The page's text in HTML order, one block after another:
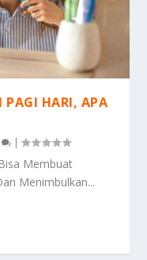
PAGI HARI, APA
|
Membuat
Menimbulkan...